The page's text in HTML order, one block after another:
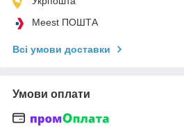
Meest ПОШТА
Всі умови доставки
Умови оплати